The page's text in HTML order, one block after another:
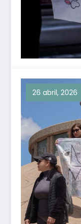
26 abril, 2026